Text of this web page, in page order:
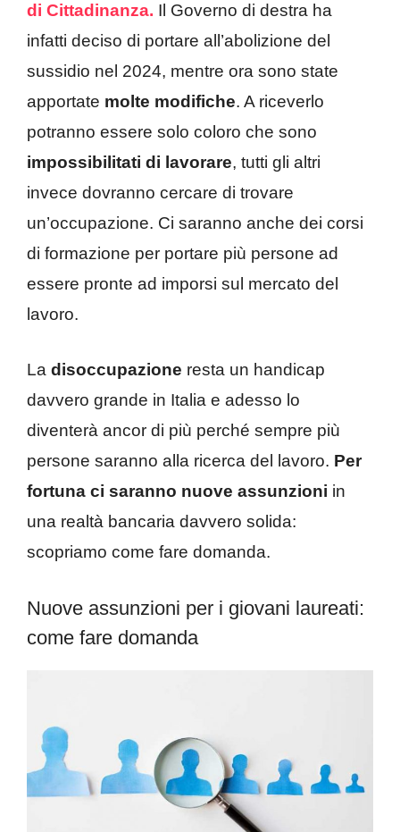
di Cittadinanza. Il Governo di destra ha
infatti deciso di portare all’abolizione del
sussidio nel 2024, mentre ora sono state
apportate molte modifiche. A riceverlo
potranno essere solo coloro che sono
impossibilitati di lavorare, tutti gli altri
invece dovranno cercare di trovare
un’occupazione. Ci saranno anche dei corsi
di formazione per portare più persone ad
essere pronte ad imporsi sul mercato del
lavoro.
La disoccupazione resta un handicap
davvero grande in Italia e adesso lo
diventerà ancor di più perché sempre più
persone saranno alla ricerca del lavoro. Per
fortuna ci saranno nuove assunzioni in
una realtà bancaria davvero solida:
scopriamo come fare domanda.
Nuove assunzioni per i giovani laureati:
come fare domanda